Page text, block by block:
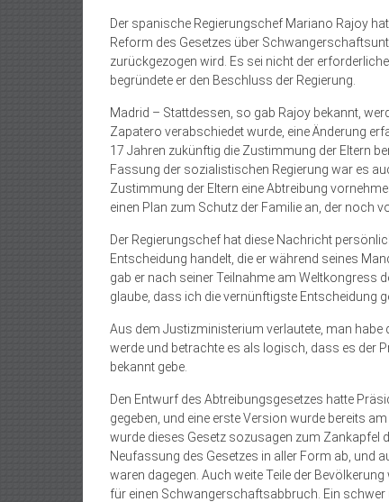
Der spanische Regierungschef Mariano Rajoy
Reform des Gesetzes über
zurückgezogen wird. Es sei nicht der
begründete er den Beschluss der Regierung.
Madrid – Stattdessen, so gab Rajoy bekannt,
Zapatero verabschiedet wurde, eine Änderung
17 Jahren zukünftig die Zustimmung der Eltern
Fassung der sozialistischen Regierung war es
Zustimmung der Eltern eine Abtreibung
einen Plan zum Schutz der Familie an, der noch
Der Regierungschef hat diese Nachricht
Entscheidung handelt, die er während seines
gab er nach seiner Teilnahme am Weltkongress
glaube, dass ich die vernünftigste Entscheidung
Aus dem Justizministerium verlautete, man habe
werde und betrachte es als logisch, dass es der
bekannt gebe.
Den Entwurf des Abtreibungsgesetzes hatte
gegeben, und eine erste Version wurde bereits
wurde dieses Gesetz sozusagen zum Zankapfel
Neufassung des Gesetzes in aller Form ab, und
waren dagegen. Auch weite Teile der
für einen Schwangerschaftsabbruch. Ein